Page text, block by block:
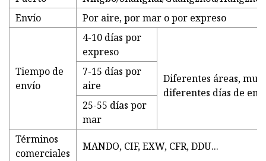
Envío
Por aire, por mar o por expreso
Tiempo de
envío
4-10 días por
expreso
Diferentes áreas,
diferentes días de
7-15 días por
aire
25-55 días por
mar
Términos
comerciales
MANDO, CIF, EXW, CFR, DDU...